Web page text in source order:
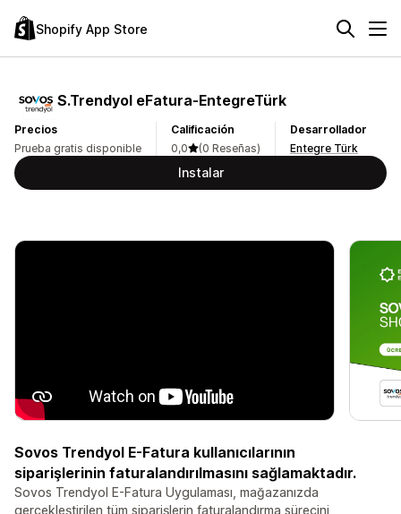
Shopify App Store
S.Trendyol eFatura‑EntegreTürk
Precios
Prueba gratis disponible
Calificación
0,0
(0 Reseñas)
Desarrollador
Entegre Türk
Instalar
Sovos Trendyol E-Fatura kullanıcılarının
siparişlerinin faturalandırılmasını sağlamaktadır.
Sovos Trendyol E-Fatura Uygulaması, mağazanızda
gerçekleştirilen tüm siparişlerin faturalandırma sürecini